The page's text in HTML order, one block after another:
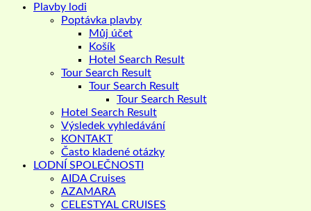
Plavby lodi
Poptávka plavby
Můj účet
Košík
Hotel Search Result
Tour Search Result
Tour Search Result
Tour Search Result
Hotel Search Result
Výsledek vyhledávání
KONTAKT
Často kladené otázky
LODNÍ SPOLEČNOSTI
AIDA Cruises
AZAMARA
CELESTYAL CRUISES